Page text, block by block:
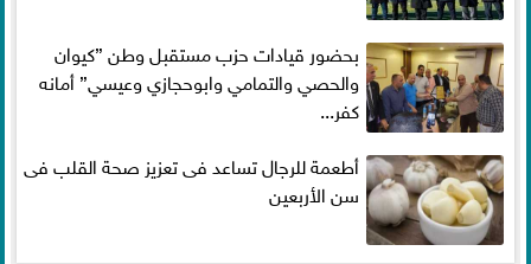
بحضور قيادات حزب مستقبل وطن ”كيوان
والحصي والتمامي وابوحجازي وعيسي” أمانه
كفر...
أطعمة للرجال تساعد فى تعزيز صحة القلب فى
سن الأربعين